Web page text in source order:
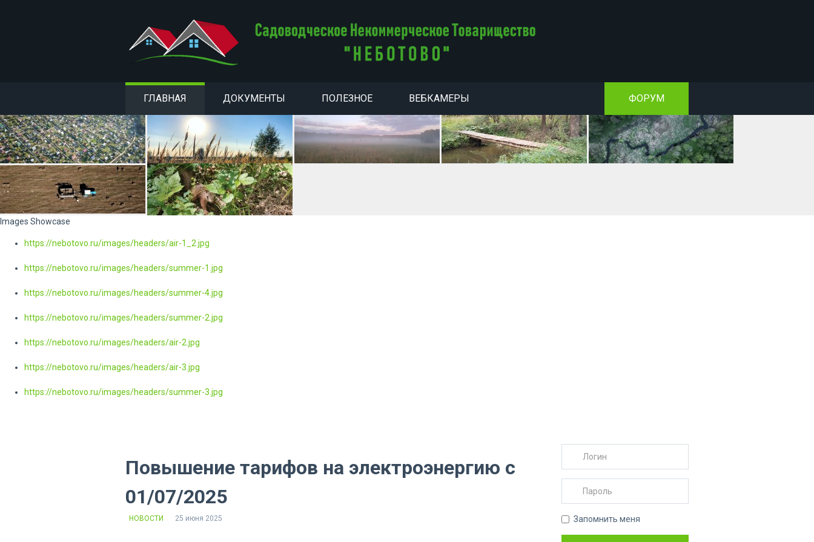
ГЛАВНАЯ ДОКУМЕНТЫ ПОЛЕЗНОЕ ВЕБКАМЕРЫ ФОРУМ
Images Showcase
https://nebotovo.ru/images/headers/air-1_2.jpg
https://nebotovo.ru/images/headers/summer-1.jpg
https://nebotovo.ru/images/headers/summer-4.jpg
https://nebotovo.ru/images/headers/summer-2.jpg
https://nebotovo.ru/images/headers/air-2.jpg
https://nebotovo.ru/images/headers/air-3.jpg
https://nebotovo.ru/images/headers/summer-3.jpg
Повышение тарифов на электроэнергию с
01/07/2025
НОВОСТИ 25 июня 2025 Запомнить меня